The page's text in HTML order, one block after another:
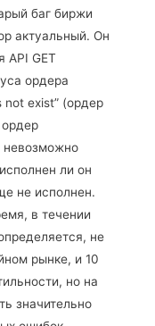
баг биржи
актуальный. Он
API GET
ордера
not exist” (ордер
невозможно
ли он
не исполнен.
в течении
не
рынке, и 10
но на
значительно